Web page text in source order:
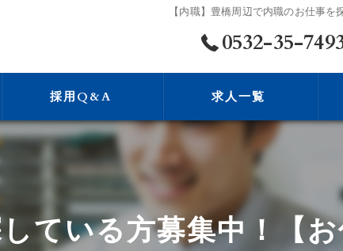
【内職】豊橋周辺で内職のお仕事を
0532-35-
採用Q&A 求人一覧
ている方募集中！【